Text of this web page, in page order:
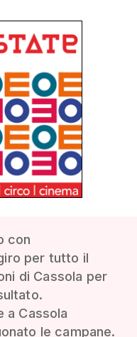
con
per tutto il
di Cassola per
a Cassola
le campane.